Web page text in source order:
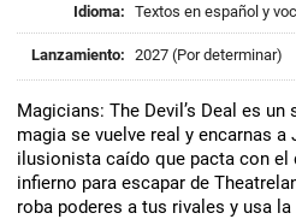
Idioma: Textos en español y
Lanzamiento: 2027 (Por determinar)
Magicians: The Devil’s Deal es
magia se vuelve real y encarnas a
ilusionista caído que pacta con el
infierno para escapar de
roba poderes a tus rivales y usa